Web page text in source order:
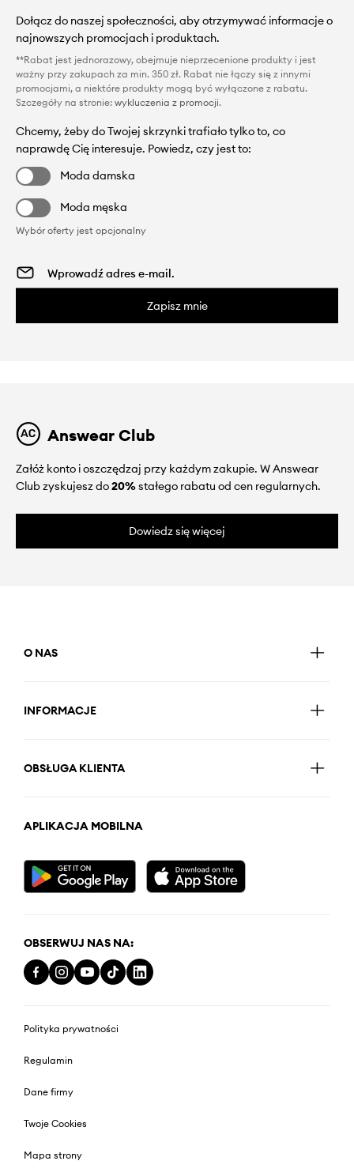
Dołącz do naszej społeczności, aby otrzymywać informacje o
najnowszych promocjach i produktach.
**Rabat jest jednorazowy, obejmuje nieprzecenione produkty i jest
ważny przy zakupach za min. 350 zł. Rabat nie łączy się z innymi
promocjami, a niektóre produkty mogą być wyłączone z rabatu.
Szczegóły na stronie: wykluczenia z promocji.
Chcemy, żeby do Twojej skrzynki trafiało tylko to, co
naprawdę Cię interesuje. Powiedz, czy jest to:
Moda damska
Moda męska
Wybór oferty jest opcjonalny
Zapisz mnie
Answear Club
Załóż konto i oszczędzaj przy każdym zakupie. W Answear
Club zyskujesz do20%stałego rabatu od cen regularnych.
Dowiedz się więcej
O NAS
INFORMACJE
OBSŁUGA KLIENTA
APLIKACJA MOBILNA
OBSERWUJ NAS NA:
Polityka prywatności
Regulamin
Dane firmy
Twoje Cookies
Mapa strony